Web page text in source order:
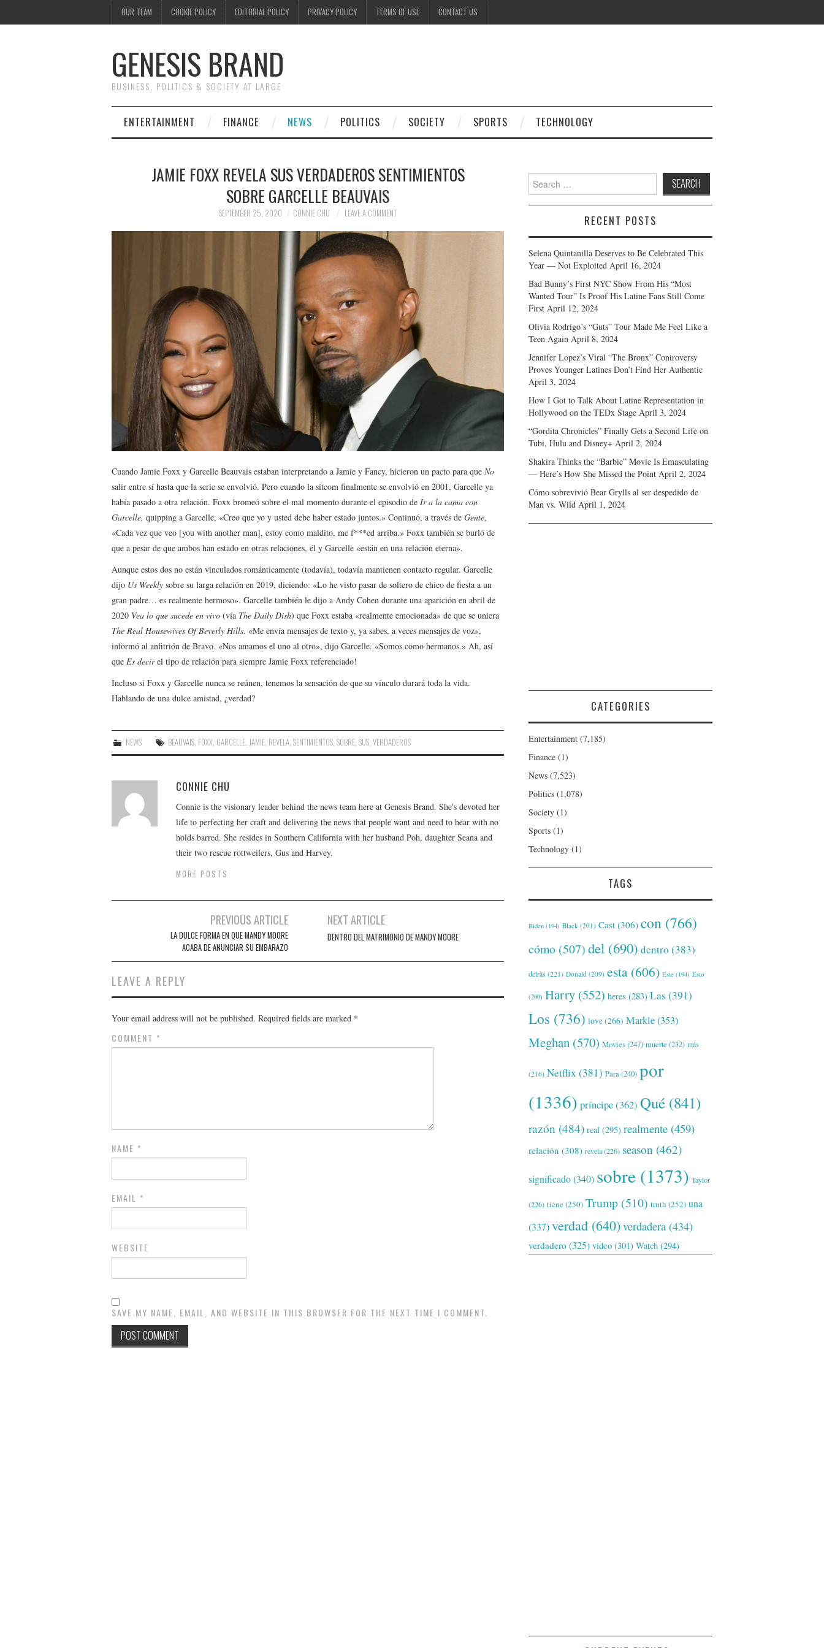
OUR TEAM COOKIE POLICY EDITORIAL POLICY PRIVACY POLICY TERMS OF USE CONTACT US
GENESIS BRAND
BUSINESS, POLITICS & SOCIETY AT LARGE
ENTERTAINMENT FINANCE NEWS POLITICS SOCIETY SPORTS TECHNOLOGY
JAMIE FOXX REVELA SUS VERDADEROS SENTIMIENTOS
SOBRE GARCELLE BEAUVAIS
SEPTEMBER 25, 2020 CONNIE CHU LEAVE A COMMENT
Cuando Jamie Foxx y Garcelle Beauvais estaban interpretando a Jamie y Fancy, hicieron un pacto para que No
salir entre sí hasta que la serie se envolvió. Pero cuando la sitcom finalmente se envolvió en 2001, Garcelle ya
había pasado a otra relación. Foxx bromeó sobre el mal momento durante el episodio de Ir a la cama con
Garcelle, quipping a Garcelle, «Creo que yo y usted debe haber estado juntos.» Continuó, a través de Gente,
«Cada vez que veo [you with another man], estoy como maldito, me f***ed arriba.» Foxx también se burló de
que a pesar de que ambos han estado en otras relaciones, él y Garcelle «están en una relación eterna».
Aunque estos dos no están vinculados románticamente (todavía), todavía mantienen contacto regular. Garcelle
dijo Us Weekly sobre su larga relación en 2019, diciendo: «Lo he visto pasar de soltero de chico de fiesta a un
gran padre… es realmente hermoso». Garcelle también le dijo a Andy Cohen durante una aparición en abril de
2020 Vea lo que sucede en vivo (vía The Daily Dish) que Foxx estaba «realmente emocionada» de que se uniera
The Real Housewives Of Beverly Hills. «Me envía mensajes de texto y, ya sabes, a veces mensajes de voz»,
informó al anfitrión de Bravo. «Nos amamos el uno al otro», dijo Garcelle. «Somos como hermanos.» Ah, así
que Es decirel tipo de relación para siempre Jamie Foxx referenciado!
Incluso si Foxx y Garcelle nunca se reúnen, tenemos la sensación de que su vínculo durará toda la vida.
Hablando de una dulce amistad, ¿verdad?
NEWS BEAUVAIS, FOXX, GARCELLE, JAMIE, REVELA,SENTIMIENTOS,SOBRE,SUS,VERDADEROS
CONNIE CHU
Connie is the visionary leader behind the news team here at Genesis Brand. She's devoted her
life to perfecting her craft and delivering the news that people want and need to hear with no
holds barred. She resides in Southern California with her husband Poh, daughter Seana and
their two rescue rottweilers, Gus and Harvey.
MORE POSTS
navigation
PREVIOUS ARTICLE
LA DULCE FORMA EN QUE MANDY MOORE
ACABA DE ANUNCIAR SU EMBARAZO
NEXT ARTICLE
DENTRO DEL MATRIMONIO DE MANDY MOORE
LEAVE A REPLY
Your email address will not be published. Required fields are marked *
COMMENT *
NAME *
EMAIL *
WEBSITE
SAVE MY NAME, EMAIL, AND WEBSITE IN THIS BROWSER FOR THE NEXT TIME I COMMENT.
Search
for:
RECENT POSTS
Selena Quintanilla Deserves to Be Celebrated This
Year — Not Exploited April 16, 2024
Bad Bunny’s First NYC Show From His “Most
Wanted Tour” Is Proof His Latine Fans Still Come
First April 12, 2024
Olivia Rodrigo’s “Guts” Tour Made Me Feel Like a
Teen Again April 8, 2024
Jennifer Lopez’s Viral “The Bronx” Controversy
Proves Younger Latines Don’t Find Her Authentic
April 3, 2024
How I Got to Talk About Latine Representation in
Hollywood on the TEDx Stage April 3, 2024
“Gordita Chronicles” Finally Gets a Second Life on
Tubi, Hulu and Disney+ April 2, 2024
Shakira Thinks the “Barbie” Movie Is Emasculating
— Here’s How She Missed the Point April 2, 2024
Cómo sobrevivió Bear Grylls al ser despedido de
Man vs. Wild April 1, 2024
CATEGORIES
Entertainment (7,185)
Finance (1)
News (7,523)
Politics (1,078)
Society (1)
Sports (1)
Technology (1)
TAGS
Biden (194) Black (201) Cast (306) con (766)
cómo (507)del (690) dentro (383)
detrás (221) Donald (209) esta (606) Este (194) Esto
(200) Harry (552) heres (283) Las (391)
Los (736) love(266) Markle(353)
Meghan (570) Movies(247) muerte (232) más
(216) Netflix (381) Para(240) por
(1336) príncipe(362) Qué (841)
razón (484) real (295) realmente (459)
relación (308) revela(226) season (462)
significado(340) sobre (1373) Taylor
(226) tiene(250) Trump (510) truth (252) una
(337)verdad (640)verdadera (434)
verdadero (325) video (301) Watch (294)